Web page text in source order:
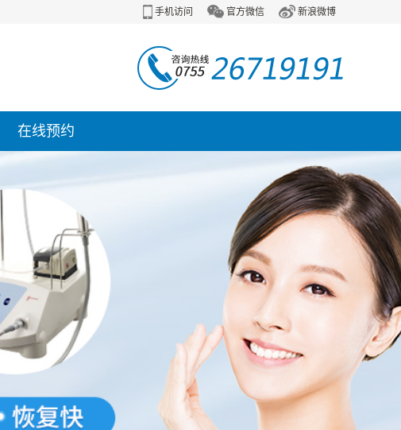
手机访问 官方微信 新浪微博
在线预约